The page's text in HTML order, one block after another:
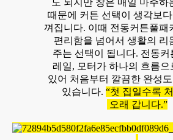
도 되지만 창은 매일 마주하
때문에 커튼 선택이 생각보
껴집니다. 이때 전동커튼풀패
편리함을 넘어서 생활의 리
주는 선택이 됩니다. 전동
레일, 모터가 하나의 흐름으
있어 처음부터 깔끔한 완성
있습니다. “첫 집일수록
오래 갑니다.”